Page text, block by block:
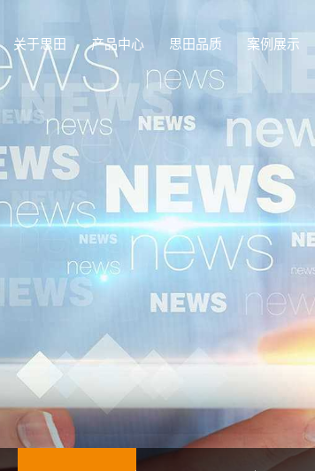
关于思田 产品中心 思田品质 案例展示